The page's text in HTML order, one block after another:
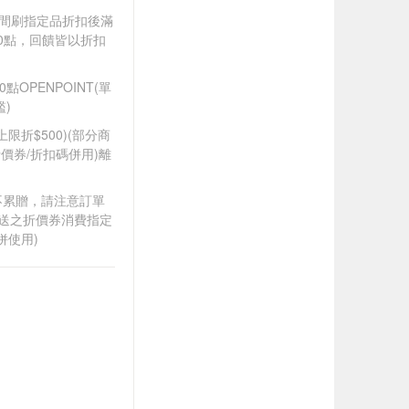
刷指定品折扣後滿
，回饋皆以折扣
點OPENPOINT(單
)
限折$500)(部分商
券/折扣碼併用)離
贈，請注意訂單
之折價券消費指定
使用)